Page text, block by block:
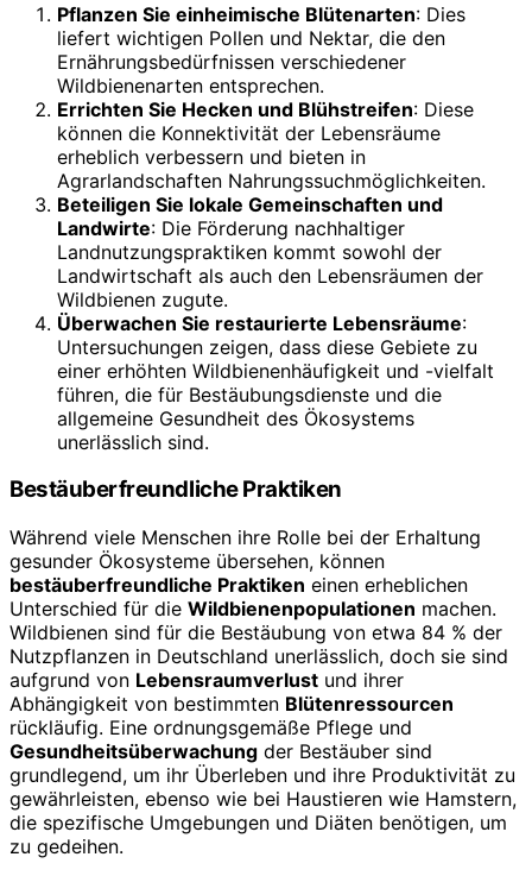
Pflanzen Sie einheimische Blütenarten: Dies
liefert wichtigen Pollen und Nektar, die den
Ernährungsbedürfnissen verschiedener
Wildbienenarten entsprechen.
Errichten Sie Hecken und Blühstreifen: Diese
können die Konnektivität der Lebensräume
erheblich verbessern und bieten in
Agrarlandschaften Nahrungssuchmöglichkeiten.
Beteiligen Sie lokale Gemeinschaften und
Landwirte: Die Förderung nachhaltiger
Landnutzungspraktiken kommt sowohl der
Landwirtschaft als auch den Lebensräumen der
Wildbienen zugute.
Überwachen Sie restaurierte Lebensräume:
Untersuchungen zeigen, dass diese Gebiete zu
einer erhöhten Wildbienenhäufigkeit und -vielfalt
führen, die für Bestäubungsdienste und die
allgemeine Gesundheit des Ökosystems
unerlässlich sind.
Bestäuberfreundliche Praktiken
Während viele Menschen ihre Rolle bei der Erhaltung
gesunder Ökosysteme übersehen, können
bestäuberfreundliche Praktiken einen erheblichen
Unterschied für die Wildbienenpopulationen machen.
Wildbienen sind für die Bestäubung von etwa 84 % der
Nutzpflanzen in Deutschland unerlässlich, doch sie sind
aufgrund von Lebensraumverlust und ihrer
Abhängigkeit von bestimmten Blütenressourcen
rückläufig. Eine ordnungsgemäße Pflege und
Gesundheitsüberwachung der Bestäuber sind
grundlegend, um ihr Überleben und ihre Produktivität zu
gewährleisten, ebenso wie bei Haustieren wie Hamstern,
die spezifische Umgebungen und Diäten benötigen, um
zu gedeihen.